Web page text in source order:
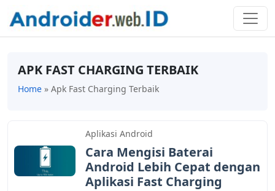
APK FAST CHARGING TERBAIK
Home » Apk Fast Charging Terbaik
Aplikasi Android
Cara Mengisi Baterai
Android Lebih Cepat dengan
Aplikasi Fast Charging